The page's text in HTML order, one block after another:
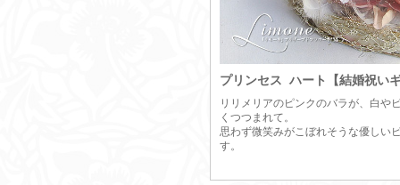
プリンセス ハート【結婚祝い
リリメリアのピンクのバラが、白や
くつつまれて。
思わず微笑みがこぼれそうな優しい
す。